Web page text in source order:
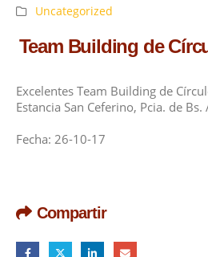
Uncategorized
Team Building de
Excelentes Team Building de
Estancia San Ceferino, Pcia. de
Fecha: 26-10-17
Compartir